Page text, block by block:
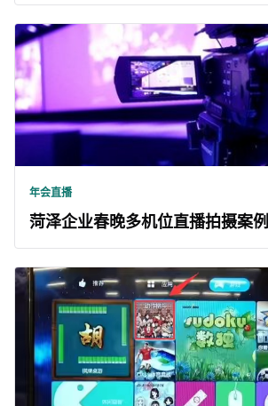
年会直播
菏泽企业春晚多机位直播拍摄案例